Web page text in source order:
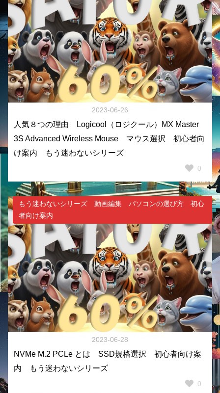
2023-06-26
人気８つの理由 Logicool（ロジクール）MX Master
3S Advanced Wireless Mouse マウス選択 初心者向
け案内 もう迷わないシリーズ
0
もう迷わないシリーズ 動画編集 パソコンの選び方 初心
者向け案内
2023-06-28
NVMe M.2 PCLe とは SSD規格選択 初心者向け案
内 もう迷わないシリーズ
0